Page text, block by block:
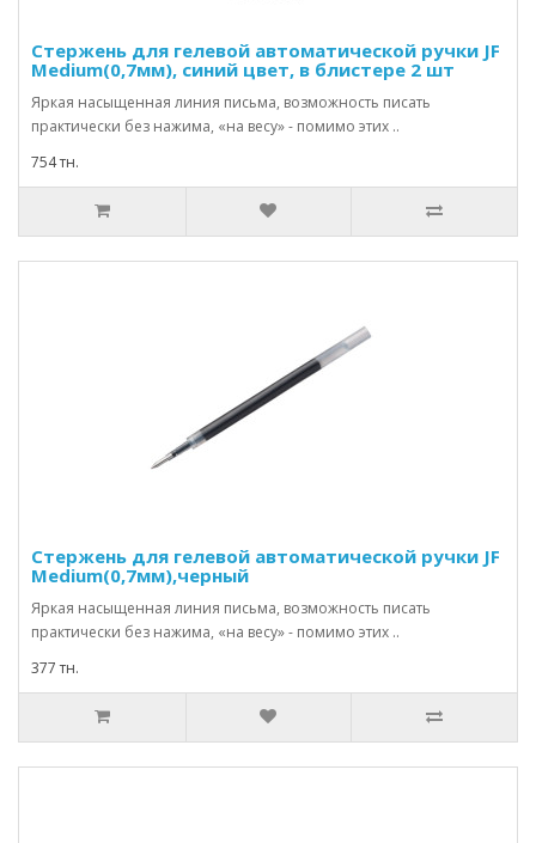
Стержень для гелевой автоматической ручки JF
Medium(0,7мм), синий цвет, в блистере 2 шт
Яркая насыщенная линия письма, возможность писать
практически без нажима, «на весу» - помимо этих ..
754 тн.
Стержень для гелевой автоматической ручки JF
Medium(0,7мм),черный
Яркая насыщенная линия письма, возможность писать
практически без нажима, «на весу» - помимо этих ..
377 тн.